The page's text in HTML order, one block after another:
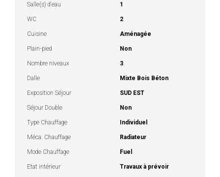
Salle(s) d'eau 1
WC 2
Cuisine Aménagée
Plain-pied Non
Nombre niveaux 3
Dalle Mixte Bois Béton
Exposition Séjour SUD EST
Séjour Double Non
Type Chauffage Individuel
Méca. Chauffage Radiateur
Mode Chauffage Fuel
Etat intérieur Travaux à prévoir